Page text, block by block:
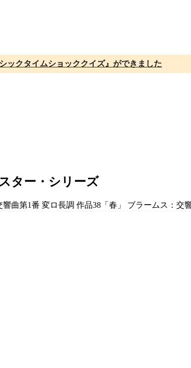
ックタイムショッククイズ』ができました
ター・シリーズ
曲第1番 変ロ長調 作品38「春」 ブラームス：交